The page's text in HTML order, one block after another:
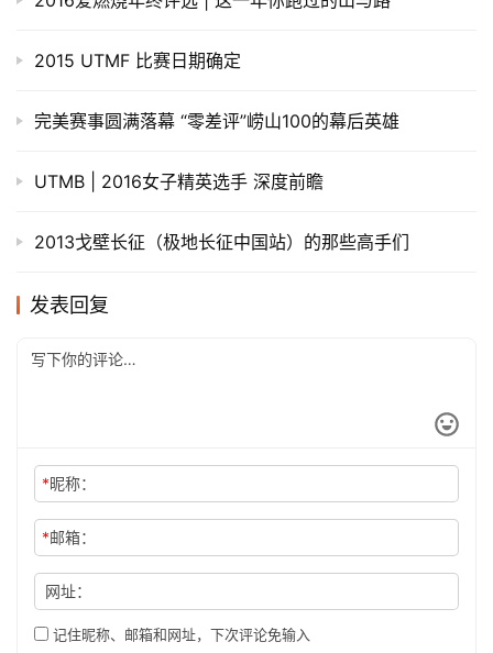
2015 UTMF 比赛日期确定
完美赛事圆满落幕 “零差评”崂山100的幕后英雄
UTMB | 2016女子精英选手 深度前瞻
2013戈壁长征（极地长征中国站）的那些高手们
发表回复
*昵称：
*邮箱：
网址：
记住昵称、邮箱和网址，下次评论免输入